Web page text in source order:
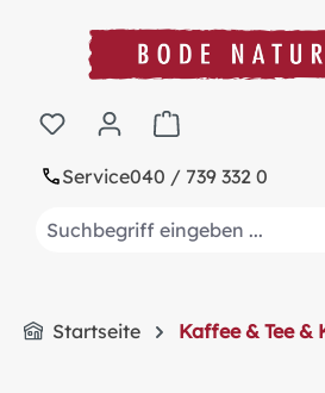
springen
Service040 / 739 332 0
Warenkorb
Startseite Kaffee & Tee &